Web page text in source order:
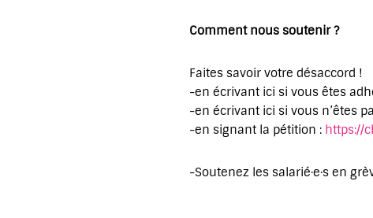
Comment nous soutenir ?
Faites savoir votre désaccord !
-en écrivant ici si vous êtes
-en écrivant ici si vous n’êtes
-en signant la pétition : https://
-Soutenez les salarié·e·s en